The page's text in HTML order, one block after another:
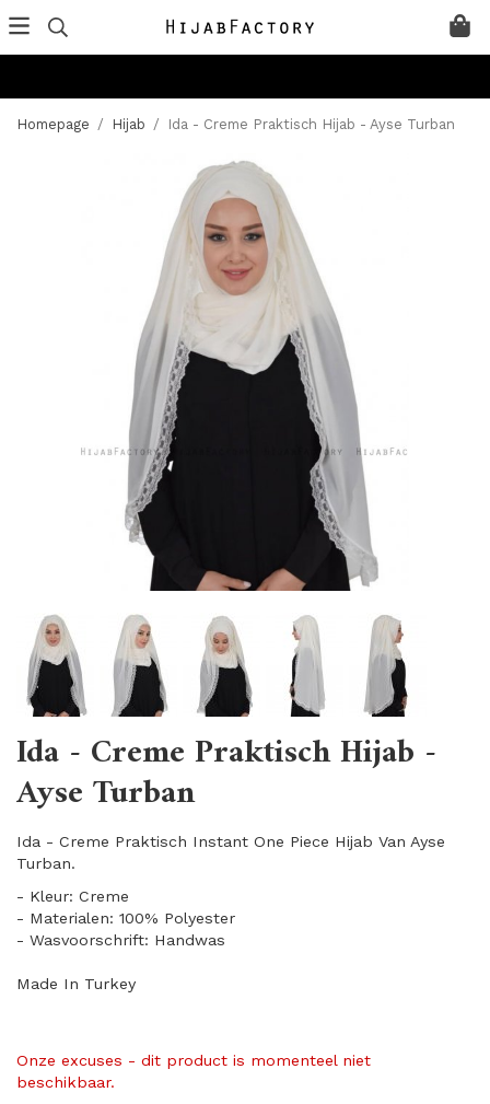
Homepage / Hijab / Ida - Creme Praktisch Hijab - Ayse Turban
Ida - Creme Praktisch Hijab -
Ayse Turban
Ida - Creme Praktisch Instant One Piece Hijab Van Ayse
Turban.
- Kleur: Creme
- Materialen: 100% Polyester
- Wasvoorschrift: Handwas
Made In Turkey
Onze excuses - dit product is momenteel niet
beschikbaar.